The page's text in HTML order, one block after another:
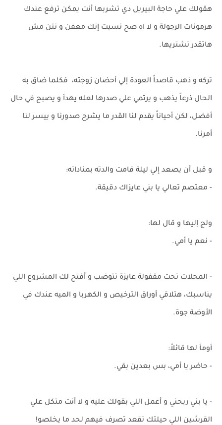
هقولك علي حاجة البيريل دي تشربها أنت يمكن ترفع عندك
هرمونات الرجولة و لا اه صح نسيت إنك معفن و نتن مش
هاتقدر تشتريها.
تركه و ذهب قاصداً العودة إلي أحضان زوجته، فكلما ضاق به
الحال ذرعاً يذهب و يرتمي علي صدرها لعله يهدأ و يصبح في حال
أفضل، لكن أحياناً يقدم لنا القدر ما يشرح صدورنا و ييسر لنا
أمرنا.
و قبل أن يصعد إلي ليلة قامت والدته بمناداته:
- معتصم تعالي يا بني عايزاك دقيقة.
ولج إليها و قال لها:
- نعم يا أمي.
- المحلات تحت مقفولة عايزة تتوضب و أفتح لك المشروع اللي
يناسبك، هتلاقي أوراق الترخيص و الكهربا و الميه عندك في
الأوضة جوة.
أومأ لها قائلاً:
- حاضر يا أمي، بس بعدين بقي.
- يا بني ريحني و أعمل اللي بقولك عليه و لا أنت متكل علي
القرشين اللي حيلتك تقعد تصرف فيهم لحد ما يخلصو!